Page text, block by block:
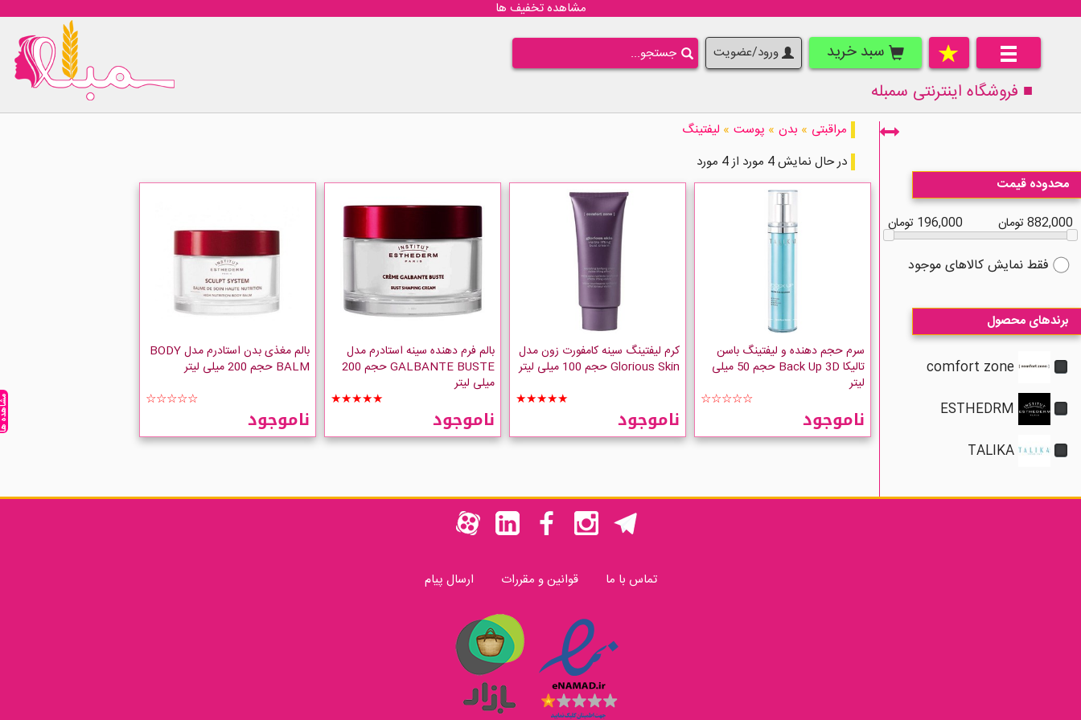
مشاهده تخفیف ها
سبد خرید ورود/عضویت
■ فروشگاه اینترنتی سمبله
محدوده قیمت
882,000 تومان
196,000 تومان
فقط نمایش کالاهای موجود
برندهای محصول
comfort zone
ESTHEDRM
TALIKA
مراقبتی » بدن » پوست » لیفتینگ
در حال نمایش 4 مورد از 4 مورد
سرم حجم دهنده و لیفتینگ باسن
تالیکا Back Up 3D حجم 50 میلی
لیتر
☆☆☆☆☆
ناموجود
کرم لیفتینگ سینه کامفورت زون مدل
Glorious Skin حجم 100 میلی لیتر
★★★★★
ناموجود
بالم فرم دهنده سینه استادرم مدل
GALBANTE BUSTE حجم 200
میلی لیتر
★★★★★
ناموجود
بالم مغذی بدن استادرم مدل BODY
BALM حجم 200 میلی لیتر
☆☆☆☆☆
ناموجود
تماس با ما قوانین و مقررات ارسال پیام